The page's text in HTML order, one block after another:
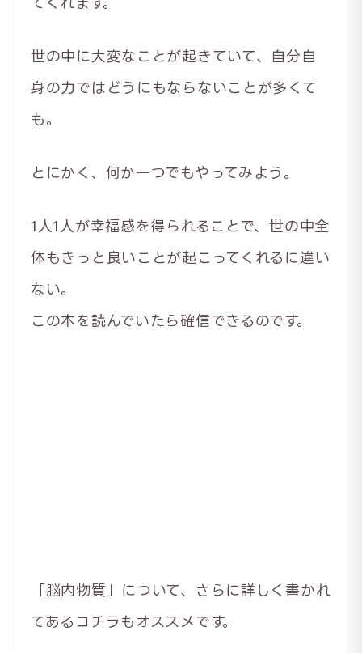
世の中に大変なことが起きていて、自分自
身の力ではどうにもならないことが多くて
も。
とにかく、何か一つでもやってみよう。
1人1人が幸福感を得られることで、世の中全
体もきっと良いことが起こってくれるに違い
ない。
この本を読んでいたら確信できるのです。
「脳内物質」について、さらに詳しく書かれ
てあるコチラもオススメです。